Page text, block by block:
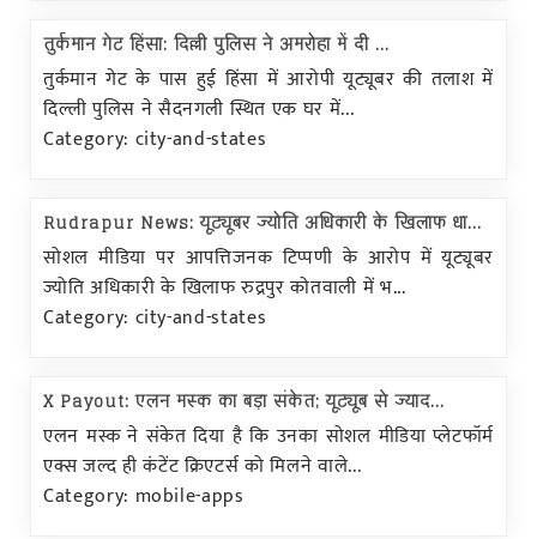
तुर्कमान गेट हिंसा: दिल्ली पुलिस ने अमरोहा में दी ...
तुर्कमान गेट के पास हुई हिंसा में आरोपी यूट्यूबर की तलाश में
दिल्ली पुलिस ने सैदनगली स्थित एक घर में...
Category: city-and-states
Rudrapur News: यूट्यूबर ज्योति अधिकारी के खिलाफ धा...
सोशल मीडिया पर आपत्तिजनक टिप्पणी के आरोप में यूट्यूबर
ज्योति अधिकारी के खिलाफ रुद्रपुर कोतवाली में भ...
Category: city-and-states
X Payout: एलन मस्क का बड़ा संकेत; यूट्यूब से ज्याद...
एलन मस्क ने संकेत दिया है कि उनका सोशल मीडिया प्लेटफॉर्म
एक्स जल्द ही कंटेंट क्रिएटर्स को मिलने वाले...
Category: mobile-apps